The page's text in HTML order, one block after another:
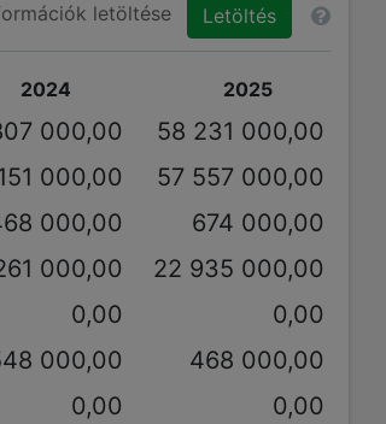
letöltése Letöltés
2024 2025
000,00
58 231 000,00
000,00
57 557 000,00
000,00
674 000,00
000,00
22 935 000,00
0,00
0,00
000,00
468 000,00
0,00
0,00